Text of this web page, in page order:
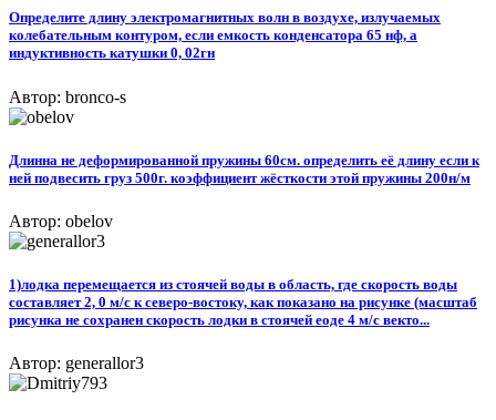
Определите длину электромагнитных волн в воздухе, излучаемых
колебательным контуром, если емкость конденсатора 65 нф, а
индуктивность катушки 0, 02гн
Автор: bronco-s
Длинна не деформированной пружины 60см. определить её длину если к
ней подвесить груз 500г. коэффициент жёсткости этой пружины 200н/м
Автор: obelov
1)лодка перемещается из стоячей воды в область, где скорость воды
составляет 2, 0 м/с к северо-востоку, как показано на рисунке (масштаб
рисунка не сохранен скорость лодки в стоячей еоде 4 м/с векто...
Автор: generallor3